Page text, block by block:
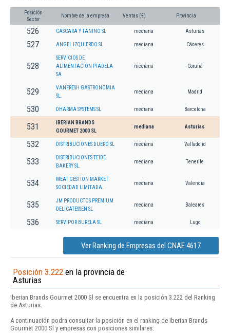
Posición
Sector
Nombre de la empresa Ventas (€) Provincia
526 CASCARA Y TANINO SL mediana Asturias
527 ANGEL IZQUIERDO SL mediana Cáceres
528
SERVICIOS DE
ALIMENTACION PIADELA
SA
mediana Coruña
529
VANFRESH GASTRONOMIA
SL.
mediana Madrid
530 DHARMA SYSTEMS SL mediana Barcelona
531
IBERIAN BRANDS
GOURMET 2000 SL
mediana Asturias
532 DISTRIBUCIONES DUERO SL mediana Valladolid
533
DISTRIBUCIONES TEIDE
BAKERY SL.
mediana Tenerife
534
MEAT GESTION MARKET
SOCIEDAD LIMITADA.
mediana Valencia
535
JM PRODUCTOS PREMIUM
DELICATESSEN SL
mediana Baleares
536 SERVIPOR BURELA SL mediana Lugo
Ver Ranking de Empresas del CNAE 4617
Posición 3.222 en la provincia de
Asturias
Iberian Brands Gourmet 2000 Sl se encuentra en la posición 3.222 del Ranking
de Asturias.
A continuación podrá consultar la posición en el ranking de Iberian Brands
Gourmet 2000 Sl y empresas con posiciones similares: